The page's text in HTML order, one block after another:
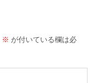
※ が付いている欄は必